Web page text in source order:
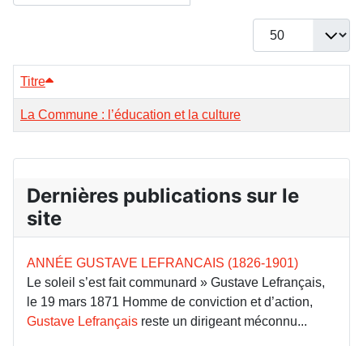
Afficher #
Titre
La Commune : l’éducation et la culture
Dernières publications sur le
site
ANNÉE GUSTAVE LEFRANCAIS (1826-1901)
Le soleil s’est fait communard » Gustave Lefrançais,
le 19 mars 1871 Homme de conviction et d’action,
Gustave Lefrançais reste un dirigeant méconnu...